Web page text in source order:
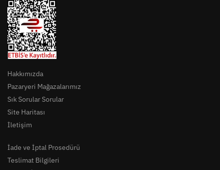
Hakkımızda
Pazaryeri Mağazalarımız
Sık Sorular Sorular
Site Haritası
İletişim
İade ve İptal Prosedürü
Teslimat Bilgileri